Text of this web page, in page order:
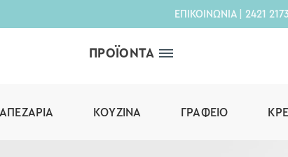
ΕΠΙΚΟΙΝΩΝΙΑ| 2421
ΠΡΟΪΟΝΤΑ
ΚΟΥΖΊΝΑ ΓΡΑΦΕΊΟ